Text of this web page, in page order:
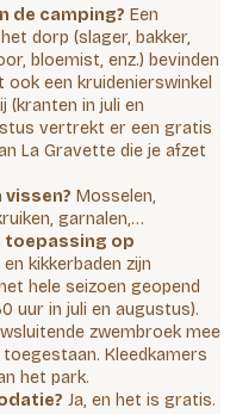
de camping? Een
dorp (slager, bakker,
bloemist, enz.) bevinden
een kruidenierswinkel
(kranten in juli en
vertrekt er een gratis
La Gravette die je afzet
vissen? Mosselen,
garnalen,…
toepassing op
kikkerbaden zijn
hele seizoen geopend
uur in juli en augustus).
zwembroek mee
Kleedkamers
het park.
Ja, en het is gratis.